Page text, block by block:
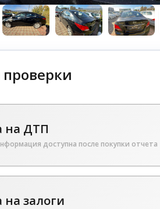
на ДТП
доступна после покупки отчета
залоги